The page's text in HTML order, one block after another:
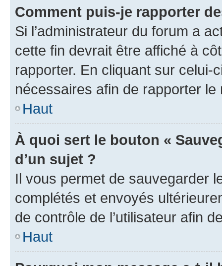
Comment puis-je rapporter
Si l’administrateur du forum a
cette fin devrait être affiché à
rapporter. En cliquant sur
nécessaires afin de rapporter le
Haut
À quoi sert le bouton «
d’un sujet ?
Il vous permet de sauvegarder
complétés et envoyés
de contrôle de l’utilisateur afin
Haut